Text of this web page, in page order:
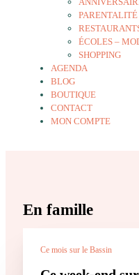
ÉCOLES –
SHOPPING
AGENDA
BLOG
BOUTIQUE
CONTACT
MON COMPTE
En famille
Ce mois sur le Bassin